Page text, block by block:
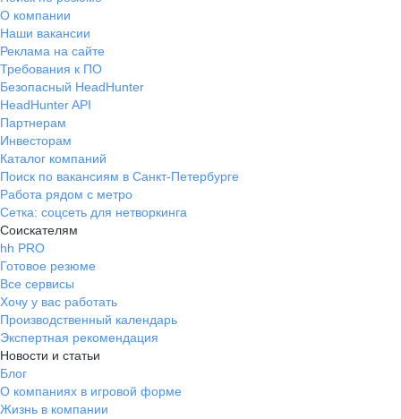
О компании
Наши вакансии
Реклама на сайте
Требования к ПО
Безопасный HeadHunter
HeadHunter API
Партнерам
Инвесторам
Каталог компаний
Поиск по вакансиям в Санкт-Петербурге
Работа рядом с метро
Сетка: соцсеть для нетворкинга
Соискателям
hh PRO
Готовое резюме
Все сервисы
Хочу у вас работать
Производственный календарь
Экспертная рекомендация
Новости и статьи
Блог
О компаниях в игровой форме
Жизнь в компании